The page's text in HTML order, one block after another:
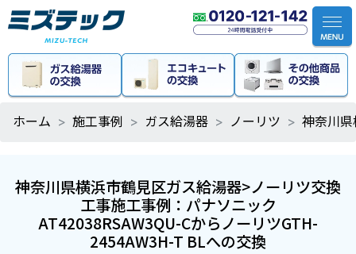
ホーム 施工事例 ガス給湯器 ノーリツ 神奈川
神奈川県横浜市鶴見区ガス給湯器>ノーリツ交換
工事施工事例：パナソニック
AT42038RSAW3QU-CからノーリツGTH-
2454AW3H-T BLへの交換